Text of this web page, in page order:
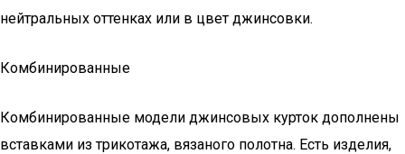
нейтральных оттенках или в цвет джинсовки.
Комбинированные
Комбинированные модели джинсовых курток дополнены
вставками из трикотажа, вязаного полотна. Есть изделия,